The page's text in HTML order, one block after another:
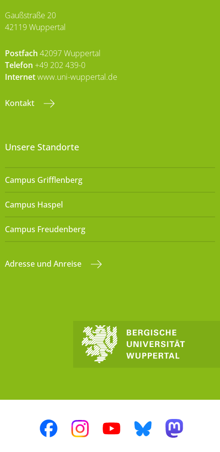
Gaußstraße 20
42119 Wuppertal
Postfach 42097 Wuppertal
Telefon +49 202 439-0
Internetwww.uni-wuppertal.de
Kontakt
Unsere Standorte
Campus Grifflenberg
Campus Haspel
Campus Freudenberg
Adresse und Anreise